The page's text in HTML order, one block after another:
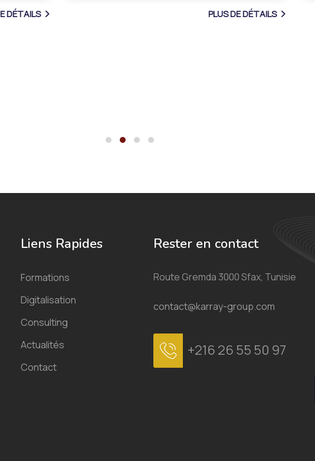
PLUS DE DÉTAILS
Liens Rapides
Formations
Digitalisation
Consulting
Actualités
Contact
Rester en contact
Route Gremda 3000 Sfax, Tunisie
contact@karray-group.com
+216 26 55 50 97